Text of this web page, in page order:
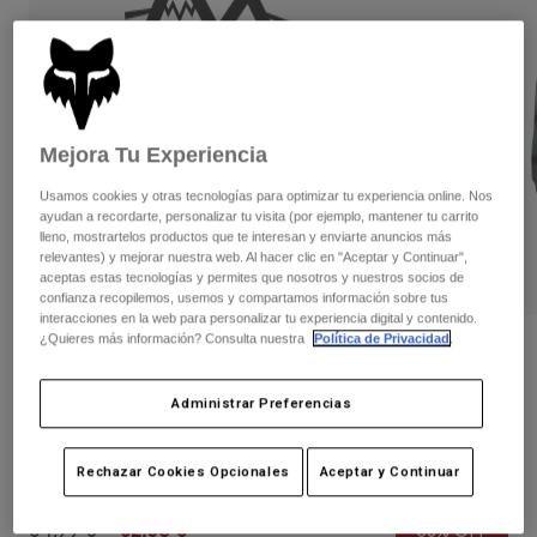
Pantalones largos
Chaquetas y chalecos
Guantes
Protecciones
Gafas de protección
Calcetines
Guantes
Chaquetas
Protecciones
Gafas de protección
Calcetines
Mochilas y accesorios
Recambios
Camisas
Ver todo
Mujer
Camisetas y tops
Sudaderas
Chaquetas
Pantalones
Camisas
Protecciones
Gafas de Protección
Calcetines
Moto
Cascos
Camisetas
Guantes
Opiniones
Camisa de franela Survivalist Stretch
para Mujer
N.º de artículo31789
Price reduced from
64,99 €to32,50 € 50% OFF
Mejora Tu Experiencia
Usamos cookies y otras tecnologías para optimizar tu experiencia online. Nos
ayudan a recordarte, personalizar tu visita (por ejemplo, mantener tu carrito
lleno, mostrartelos productos que te interesan y enviarte anuncios más
relevantes) y mejorar nuestra web. Al hacer clic en "Aceptar y Continuar",
aceptas estas tecnologías y permites que nosotros y nuestros socios de
confianza recopilemos, usemos y compartamos información sobre tus
interacciones en la web para personalizar tu experiencia digital y contenido.
¿Quieres más información? Consulta nuestra
Política de Privacidad.
Administrar Preferencias
Rechazar Cookies Opcionales Aceptar y Continuar